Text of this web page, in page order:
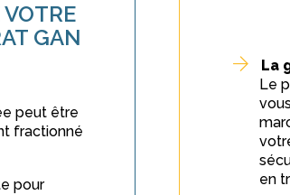
GAN
peut être
fractionné
pour
La
Le
en